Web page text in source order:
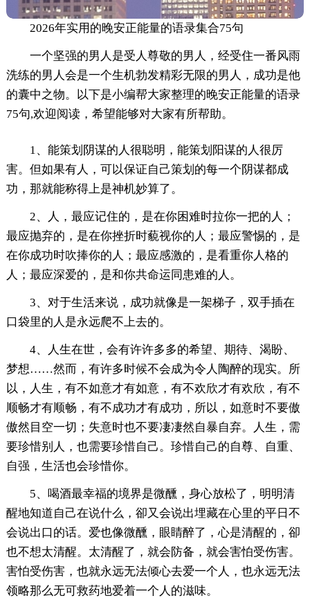
2026年实用的晚安正能量的语录集合75句
一个坚强的男人是受人尊敬的男人，经受住一番风雨
洗练的男人会是一个生机勃发精彩无限的男人，成功是他
的囊中之物。以下是小编帮大家整理的晚安正能量的语录
75句,欢迎阅读，希望能够对大家有所帮助。
1、能策划阴谋的人很聪明，能策划阳谋的人很厉
害。但如果有人，可以保证自己策划的每一个阴谋都成
功，那就能称得上是神机妙算了。
2、人，最应记住的，是在你困难时拉你一把的人；
最应抛弃的，是在你挫折时藐视你的人；最应警惕的，是
在你成功时吹捧你的人；最应感激的，是看重你人格的
人；最应深爱的，是和你共命运同患难的人。
3、对于生活来说，成功就像是一架梯子，双手插在
口袋里的人是永远爬不上去的。
4、人生在世，会有许许多多的希望、期待、渴盼、
梦想……然而，有许多时候不会成为令人陶醉的现实。所
以，人生，有不如意才有如意，有不欢欣才有欢欣，有不
顺畅才有顺畅，有不成功才有成功，所以，如意时不要傲
傲然目空一切；失意时也不要凄凄然自暴自弃。人生，需
要珍惜别人，也需要珍惜自己。珍惜自己的自尊、自重、
自强，生活也会珍惜你。
5、喝酒最幸福的境界是微醺，身心放松了，明明清
醒地知道自己在说什么，卻又会说出埋藏在心里的平日不
会说出口的话。爱也像微醺，眼睛醉了，心是清醒的，卻
也不想太清醒。太清醒了，就会防备，就会害怕受伤害。
害怕受伤害，也就永远无法倾心去爱一个人，也永远无法
领略那么无可救药地爱着一个人的滋味。